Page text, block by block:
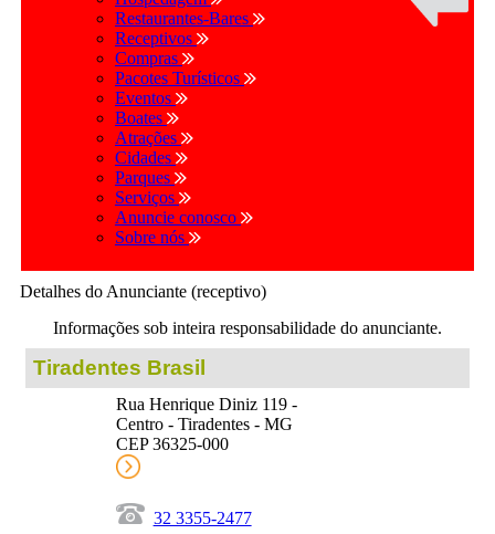
Restaurantes-Bares
Receptivos
Compras
Pacotes Turísticos
Eventos
Boates
Atrações
Cidades
Parques
Serviços
Anuncie conosco
Sobre nós
Detalhes do Anunciante (receptivo)
Informações sob inteira responsabilidade do anunciante.
Tiradentes Brasil
Rua Henrique Diniz 119 -
Centro - Tiradentes - MG
CEP 36325-000
32 3355-2477